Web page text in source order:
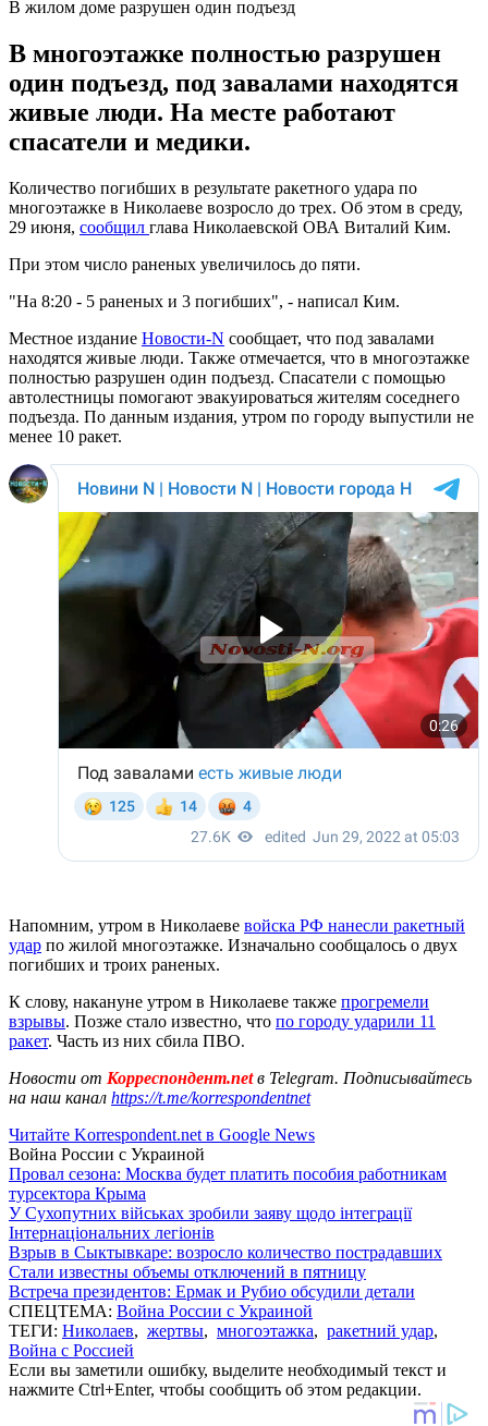
В жилом доме разрушен один подъезд
В многоэтажке полностью разрушен
один подъезд, под завалами находятся
живые люди. На месте работают
спасатели и медики.
Количество погибших в результате ракетного удара по
многоэтажке в Николаеве возросло до трех. Об этом в среду,
29 июня, сообщил глава Николаевской ОВА Виталий Ким.
При этом число раненых увеличилось до пяти.
"На 8:20 - 5 раненых и 3 погибших", - написал Ким.
Местное издание Новости-N сообщает, что под завалами
находятся живые люди. Также отмечается, что в многоэтажке
полностью разрушен один подъезд. Спасатели с помощью
автолестницы помогают эвакуироваться жителям соседнего
подъезда. По данным издания, утром по городу выпустили не
менее 10 ракет.
Напомним, утром в Николаеве войска РФ нанесли ракетный
удар по жилой многоэтажке. Изначально сообщалось о двух
погибших и троих раненых.
К слову, накануне утром в Николаеве также прогремели
взрывы. Позже стало известно, что по городу ударили 11
ракет. Часть из них сбила ПВО.
Новости от Корреспондент.netв Telegram. Подписывайтесь
на наш канал https://t.me/korrespondentnet
Читайте Korrespondent.net в Google News
Война России с Украиной
Провал сезона: Москва будет платить пособия работникам
турсектора Крыма
У Сухопутних військах зробили заяву щодо інтеграції
Інтернаціональних легіонів
Взрыв в Сыктывкаре: возросло количество пострадавших
Стали известны объемы отключений в пятницу
Встреча президентов: Ермак и Рубио обсудили детали
СПЕЦТЕМА: Война России с Украиной
ТЕГИ: Николаев, жертвы, многоэтажка, ракетний удар,
Война с Россией
Если вы заметили ошибку, выделите необходимый текст и
нажмите Ctrl+Enter, чтобы сообщить об этом редакции.